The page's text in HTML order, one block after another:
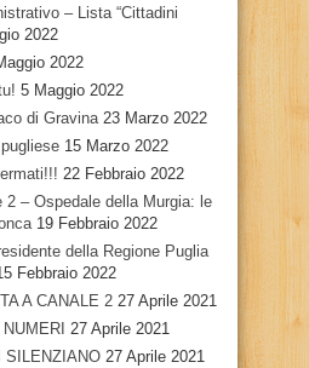
– Lista “Cittadini
2022
2022
5 Maggio 2022
di Gravina 23 Marzo 2022
15 Marzo 2022
22 Febbraio 2022
2 – Ospedale della Murgia: le
19 Febbraio 2022
della Regione Puglia
Febbraio 2022
A CANALE 2 27 Aprile 2021
27 Aprile 2021
SILENZIANO 27 Aprile 2021